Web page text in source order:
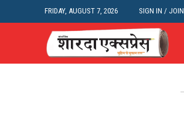
FRIDAY, AUGUST 7, 2026 SIGN IN / JOIN